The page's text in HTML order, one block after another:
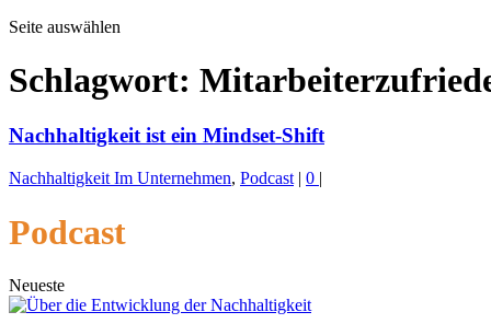
Seite auswählen
Schlagwort:
Nachhaltigkeit ist ein Mindset-Shift
Nachhaltigkeit Im Unternehmen, Podcast | 0 |
Podcast
Neueste